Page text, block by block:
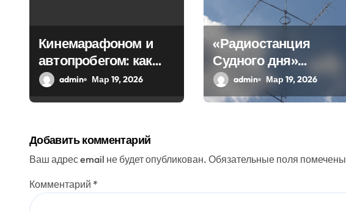
а
п
с
я
м
Кинемарафоном и
автопробегом: как
Севастополь
admin Мар 19, 2026
«Радиостанция
Судного дня»
передала в эфир
загадочное слово
admin Мар 19, 2026
Добавить комментарий
Ваш адрес email не будет опубликован. Обязательные поля помечены
Комментарий *